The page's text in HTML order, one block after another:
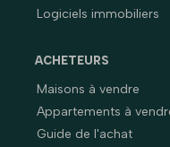
Logiciels immobiliers
ACHETEURS
Maisons à vendre
Appartements à
Guide de l'achat